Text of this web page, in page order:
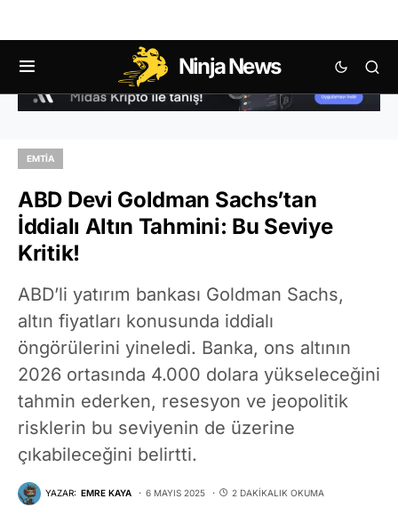
Ninja News
EMTIA
ABD Devi Goldman Sachs’tan
İddialı Altın Tahmini: Bu Seviye
Kritik!
ABD’li yatırım bankası Goldman Sachs,
altın fiyatları konusunda iddialı
öngörülerini yineledi. Banka, ons altının
2026 ortasında 4.000 dolara yükseleceğini
tahmin ederken, resesyon ve jeopolitik
risklerin bu seviyenin de üzerine
çıkabileceğini belirtti.
YAZAR: EMRE KAYA 6 MAYIS 2025 2 DAKIKALIK OKUMA